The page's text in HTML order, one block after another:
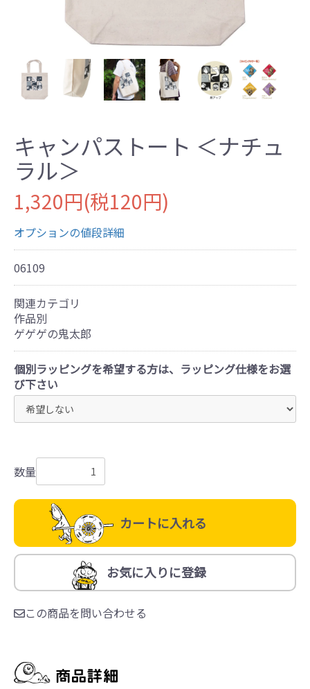
キャンパストート ＜ナチュ
ラル＞
1,320円(税120円)
オプションの値段詳細
06109
関連カテゴリ
作品別
ゲゲゲの鬼太郎
個別ラッピングを希望する方は、ラッピング仕様をお選
び下さい
数量
カートに入れる
お気に入りに登録
この商品を問い合わせる